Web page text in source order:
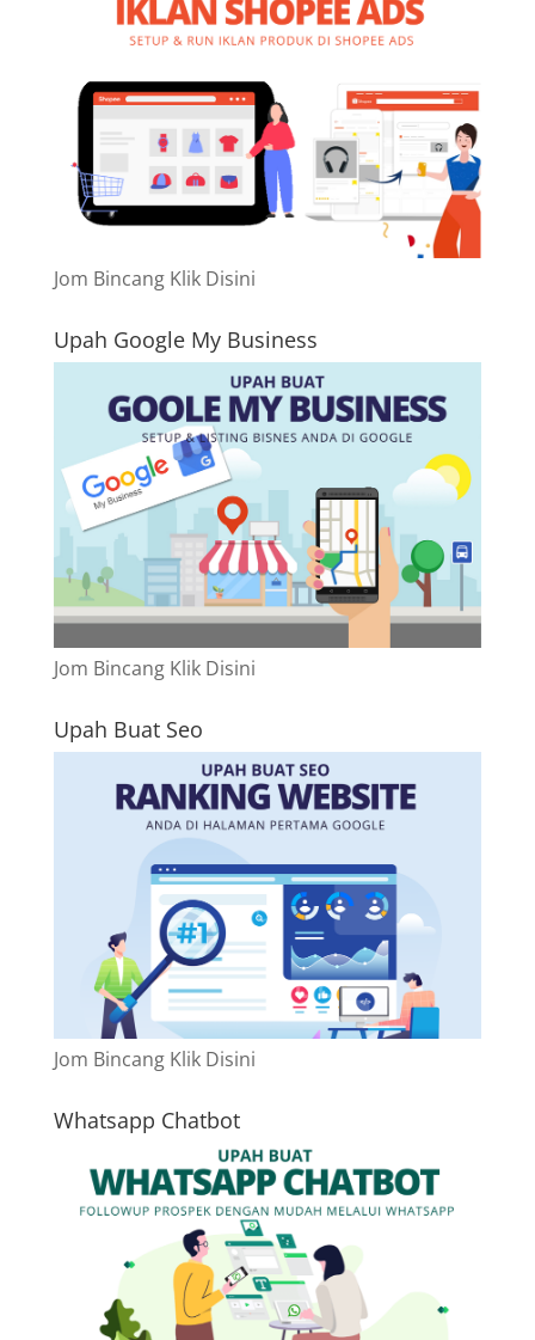
Jom Bincang Klik Disini
Upah Google My Business
Jom Bincang Klik Disini
Upah Buat Seo
Jom Bincang Klik Disini
Whatsapp Chatbot